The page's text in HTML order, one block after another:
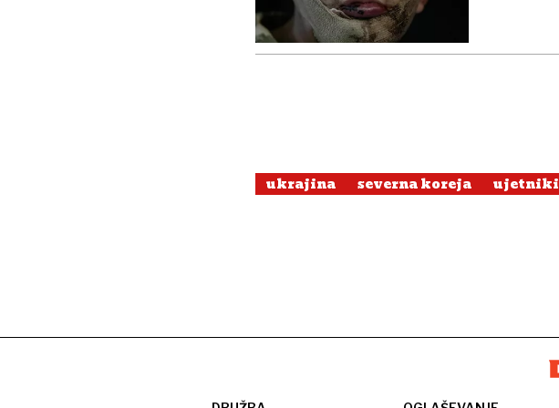
ukrajina severna koreja ujetniki